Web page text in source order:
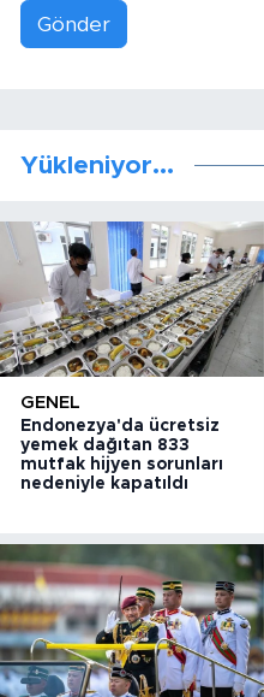
Gönder
Yükleniyor...
GENEL
Endonezya'da ücretsiz
yemek dağıtan 833
mutfak hijyen sorunları
nedeniyle kapatıldı